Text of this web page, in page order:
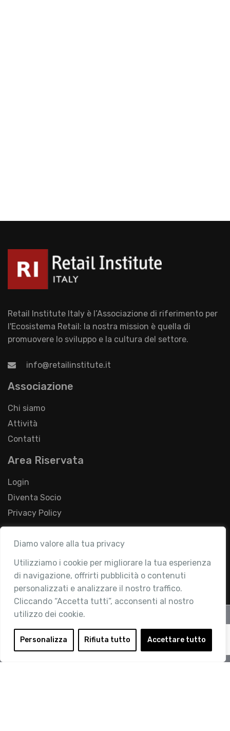
Diamo valore alla tua privacy
Utilizziamo i cookie per migliorare la tua esperienza
di navigazione, offrirti pubblicità o contenuti
personalizzati e analizzare il nostro traffico.
Cliccando “Accetta tutti”, acconsenti al nostro
utilizzo dei cookie.
Personalizza Rifiuta tutto Accettare tutto
Retail Institute Italy è l’Associazione di riferimento per
l'Ecosistema Retail: la nostra mission è quella di
promuovere lo sviluppo e la cultura del settore.
info@retailinstitute.it
Associazione
Chi siamo
Attività
Contatti
Area Riservata
Login
Diventa Socio
Privacy Policy
© 2019 Retail Institute Italy - C.F.11617670150 - Foro
Buonaparte, 12 - 20121 Milano - Tel 02 76016405